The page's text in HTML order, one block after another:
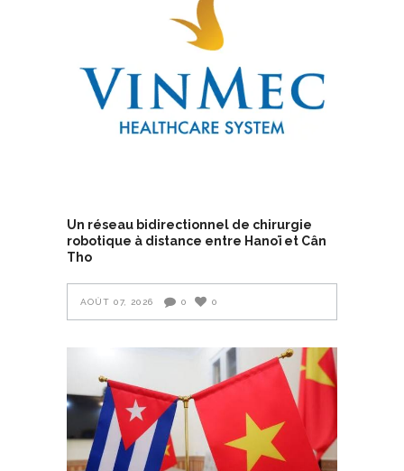
Un réseau bidirectionnel de chirurgie
robotique à distance entre Hanoï et Cân
Tho
AOÛT 07, 2026 0 0